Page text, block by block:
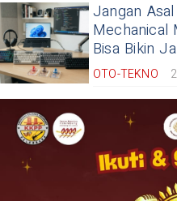
Jangan
Mechanical
Bisa Bikin
OTO-TEKNO